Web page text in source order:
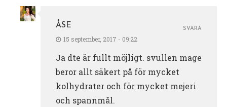
ÅSE
15 september, 2017 - 09:22
Ja dte är fullt möjligt. svullen mage
beror allt säkert på för mycket
kolhydrater och för mycket mejeri
och spannmål.
SVARA